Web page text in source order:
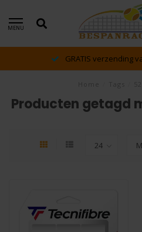
MENU
GRATIS verzending
Producten getagd